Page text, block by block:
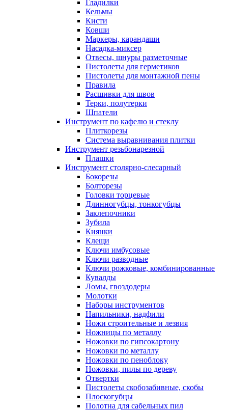
Гладилки
Кельмы
Кисти
Ковши
Маркеры, карандаши
Насадка-миксер
Отвесы, шнуры разметочные
Пистолеты для герметиков
Пистолеты для монтажной пены
Правила
Расшивки для швов
Терки, полутерки
Шпатели
Инструмент по кафелю и стеклу
Плиткорезы
Система выравнивания плитки
Инструмент резьбонарезной
Плашки
Инструмент столярно-слесарный
Бокорезы
Болторезы
Головки торцевые
Длинногубцы, тонкогубцы
Заклепочники
Зубила
Киянки
Клещи
Ключи имбусовые
Ключи разводные
Ключи рожковые, комбинированные
Кувалды
Ломы, гвоздодеры
Молотки
Наборы инструментов
Напильники, надфили
Ножи строительные и лезвия
Ножницы по металлу
Ножовки по гипсокартону
Ножовки по металлу
Ножовки по пеноблоку
Ножовки, пилы по дереву
Отвертки
Пистолеты скобозабивные, скобы
Плоскогубцы
Полотна для сабельных пил